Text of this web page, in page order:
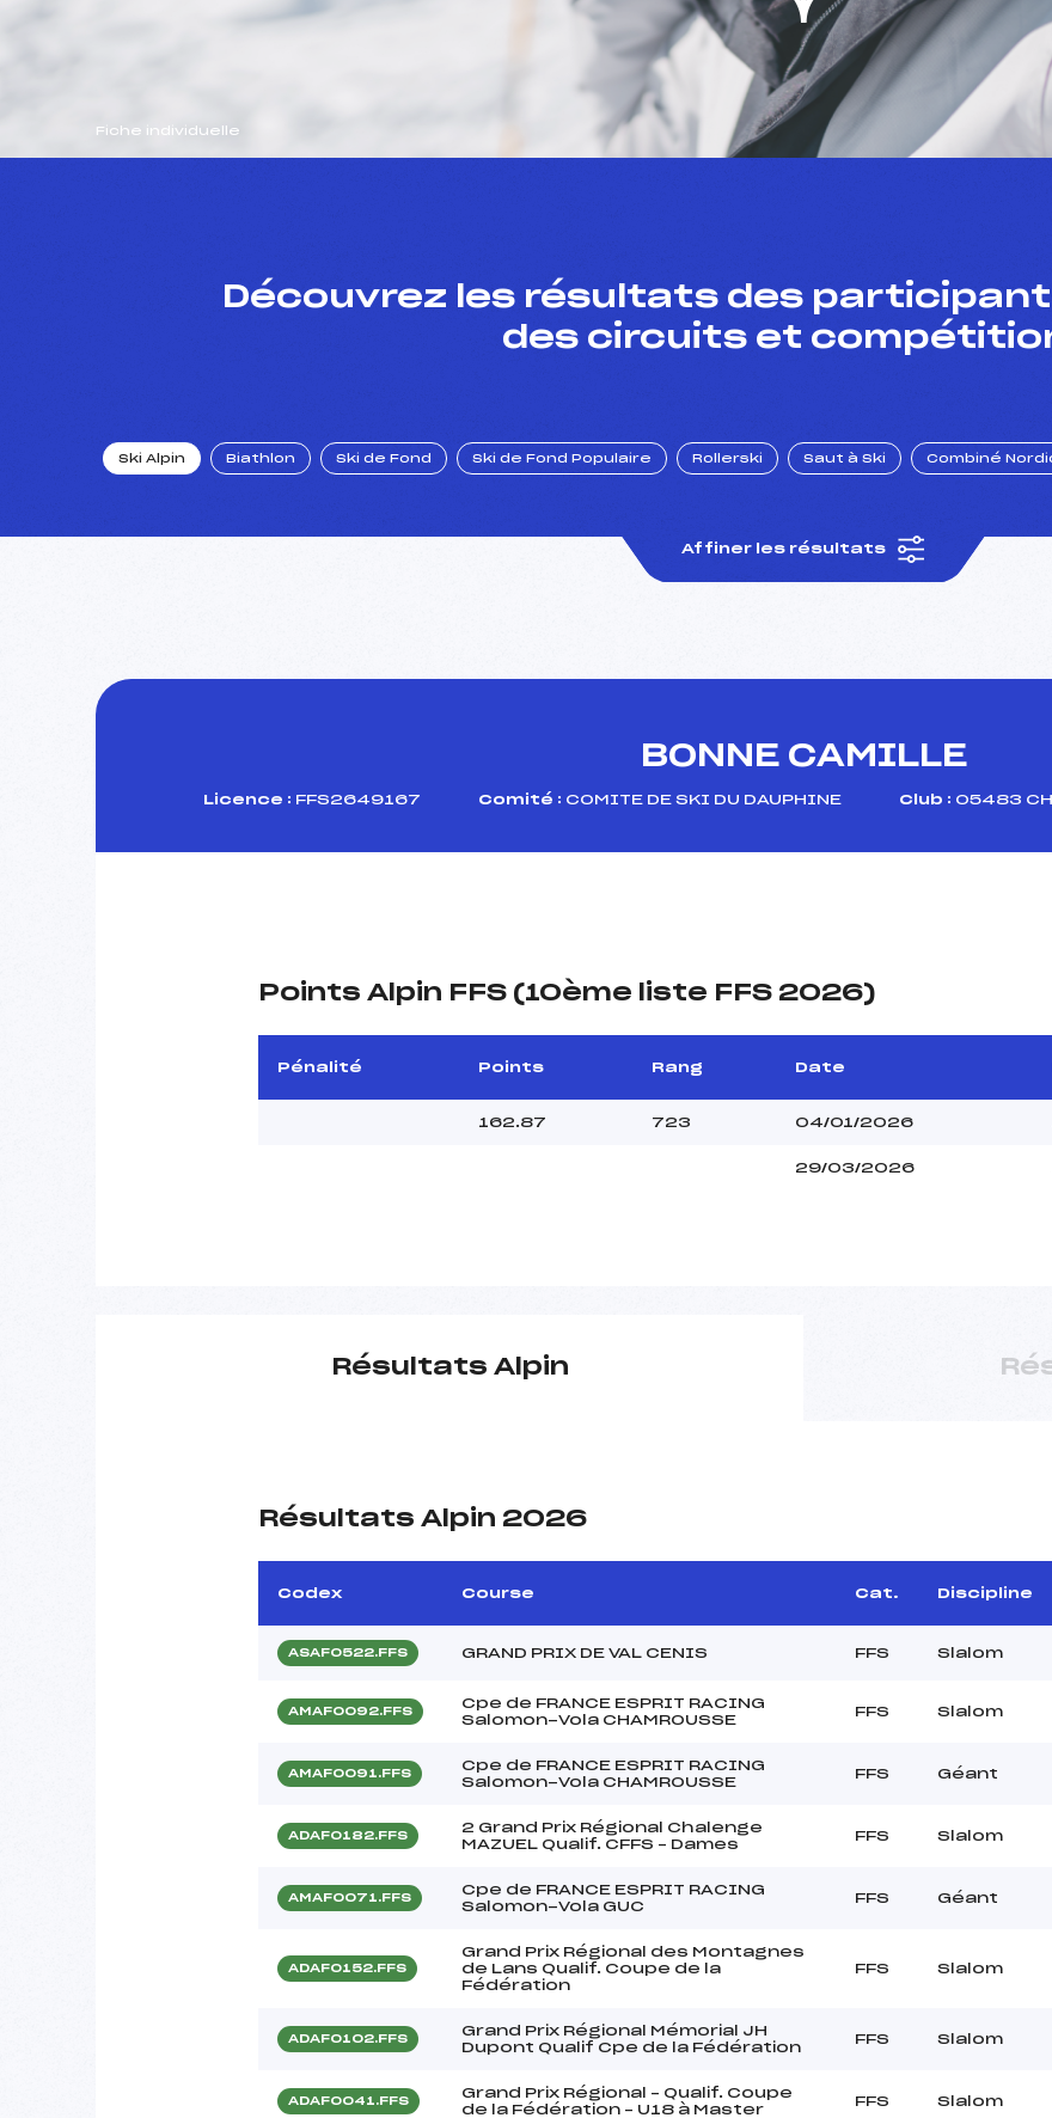
Fiche individuelle
Découvrez les résultats des
des circuits et
Ski Alpin Biathlon Ski de Fond Ski de Fond Populaire Rollerski Saut à Ski Combiné
Affiner les résultats
BONNE CAMILLE
Licence : FFS2649167 Comité : COMITE DE SKI DU DAUPHINE Club : 05483
Points Alpin FFS (10ème liste FFS 2026)
Pénalité Points Rang Date
162.87 723 04/01/2026
29/03/2026
Résultats Alpin
Résultats Alpin 2026
Codex Course Cat. Discipline
ASAF0522.FFS GRAND PRIX DE VAL CENIS FFS Slalom
AMAF0092.FFS
Cpe de FRANCE ESPRIT RACING
Salomon-Vola CHAMROUSSE
FFS Slalom
AMAF0091.FFS
Cpe de FRANCE ESPRIT RACING
Salomon-Vola CHAMROUSSE
FFS Géant
ADAF0182.FFS
2 Grand Prix Régional Chalenge
MAZUEL Qualif. CFFS – Dames
FFS Slalom
AMAF0071.FFS
Cpe de FRANCE ESPRIT RACING
Salomon-Vola GUC
FFS Géant
ADAF0152.FFS
Grand Prix Régional des Montagnes
de Lans Qualif. Coupe de la
Fédération
FFS Slalom
ADAF0102.FFS
Grand Prix Régional Mémorial JH
Dupont Qualif Cpe de la Fédération
FFS Slalom
ADAF0041.FFS
Grand Prix Régional – Qualif. Coupe
de la Fédération – U18 à Master
FFS Slalom